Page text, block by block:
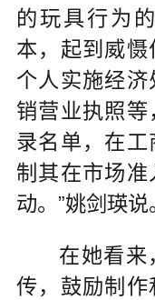
的玩具行为
本，起到威
个人实施经
销营业执照
录名单，在
制其在市场
动。”姚剑瑛说
在她看来
传，鼓励制作